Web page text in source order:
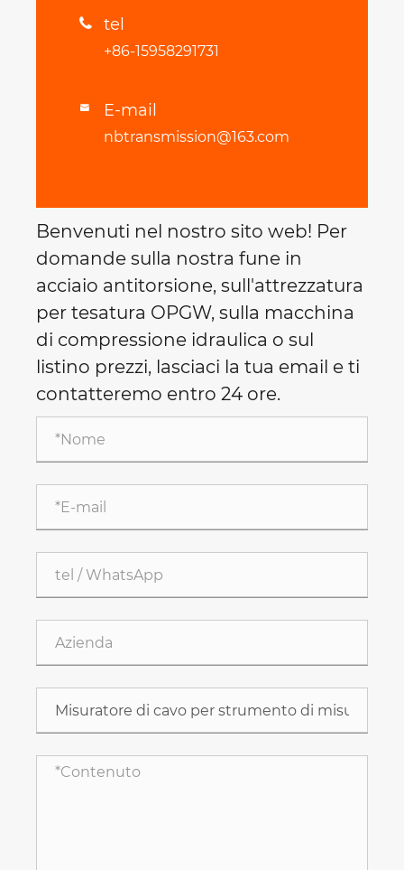
 tel
+86-15958291731
 E-mail
nbtransmission@163.com
Benvenuti nel nostro sito web! Per
domande sulla nostra fune in
acciaio antitorsione, sull'attrezzatura
per tesatura OPGW, sulla macchina
di compressione idraulica o sul
listino prezzi, lasciaci la tua email e ti
contatteremo entro 24 ore.